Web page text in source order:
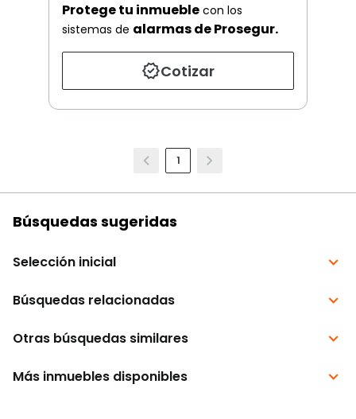
Protege tu inmueble con los
sistemas de alarmas de Prosegur.
Cotizar
1